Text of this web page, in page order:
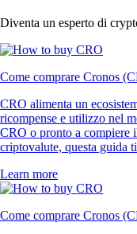
Diventa un esperto di
Come comprare Cronos
CRO alimenta un
ricompense e utilizzo nel
CRO o pronto a compiere
criptovalute, questa guida
Learn more
Come comprare Cronos